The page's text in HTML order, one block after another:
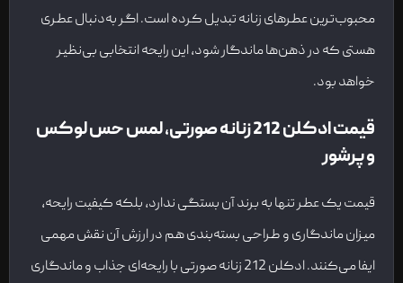
محبوب‌ترین عطرهای زنانه تبدیل کرده است. اگر به‌دنبال عطری
هستی که در ذهن‌ها ماندگار شود، این رایحه انتخابی بی‌نظیر
خواهد بود.
قیمت ادکلن 212 زنانه صورتی، لمس حس لوکس
و پرشور
قیمت یک عطر تنها به برند آن بستگی ندارد، بلکه کیفیت رایحه،
میزان ماندگاری و طراحی بسته‌بندی هم در ارزش آن نقش مهمی
ایفا می‌کنند. ادکلن 212 زنانه صورتی با رایحه‌ای جذاب و ماندگاری